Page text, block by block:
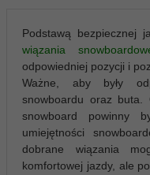
Podstawą bezpiecznej
wiązania
odpowiedniej pozycji i
Ważne, aby były
snowboardu oraz buta.
snowboard powinny
umiejętności
dobrane wiązania
komfortowej jazdy, ale